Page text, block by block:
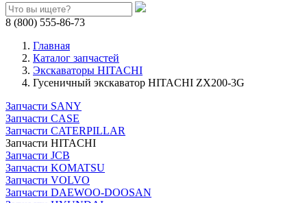
8 (800) 555-86-73
Главная
Каталог запчастей
Экскаваторы HITACHI
Гусеничный экскаватор HITACHI ZX200-3G
Запчасти SANY
Запчасти CASE
Запчасти CATERPILLAR
Запчасти HITACHI
Запчасти JCB
Запчасти KOMATSU
Запчасти VOLVO
Запчасти DAEWOO-DOOSAN